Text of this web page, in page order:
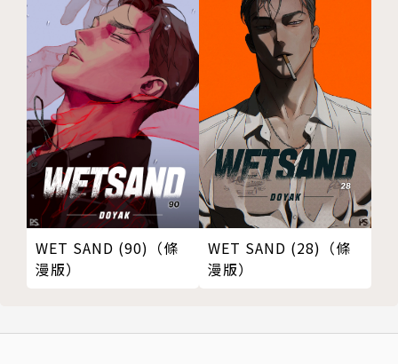
WET SAND (90)（條
漫版）
WET SAND (28)（條
漫版）